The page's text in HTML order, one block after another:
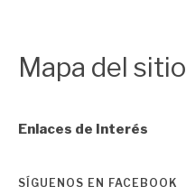
Mapa del sitio
Enlaces de Interés
SÍGUENOS EN FACEBOOK